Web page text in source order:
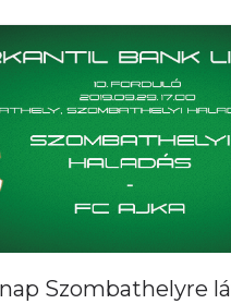
Szombathelyre